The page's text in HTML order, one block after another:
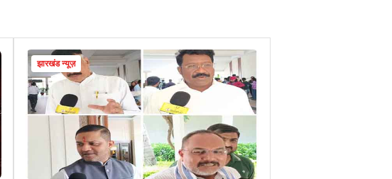
झारखंड न्यूज़